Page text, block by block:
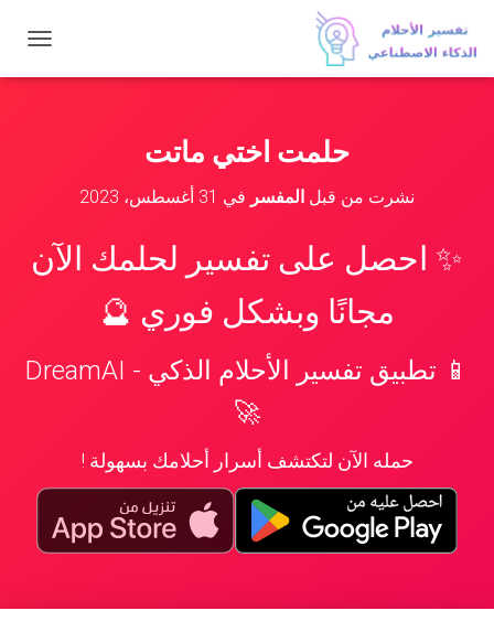
ب
ل
حلمت اختي ماتت
نشرت من قبل المفسر في 31 أغسطس، 2023
✨ احصل على تفسير لحلمك الآن
مجانًا وبشكل فوري 🔮
📱 تطبيق تفسير الأحلام الذكي - DreamAI
🚀
حمله الآن لتكتشف أسرار أحلامك بسهولة !